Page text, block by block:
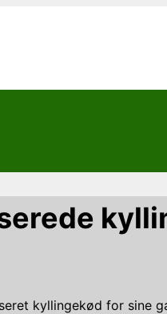
kyllingekød for